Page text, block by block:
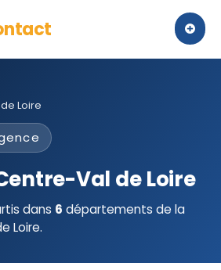
Loire
Val de Loire
dans 6 départements de la
Loire.